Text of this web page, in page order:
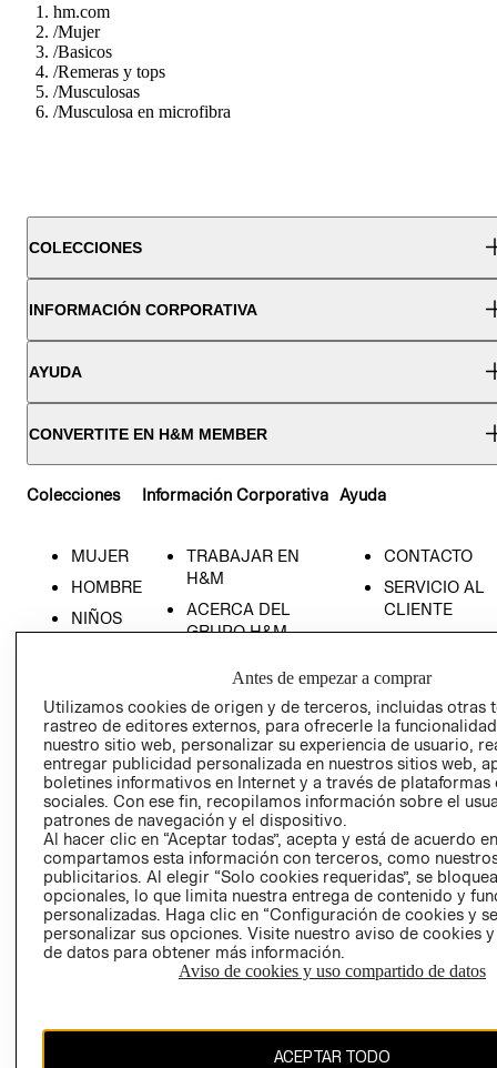
hm.com
/Mujer
/Basicos
/Remeras y tops
/Musculosas
/Musculosa en microfibra
COLECCIONES
INFORMACIÓN CORPORATIVA
AYUDA
CONVERTITE EN H&M MEMBER
Colecciones
MUJER
HOMBRE
NIÑOS
Información Corporativa
TRABAJAR EN
H&M
ACERCA DEL
GRUPO H&M
SOCIAL
PRENSA
RELACIÓN CON
INVERSIONISTAS
POLÍTICA
EMPRESARIAL
Ayuda
CONTACTO
SERVICIO AL
CLIENTE
NUESTRAS
TIENDAS
- RETIRO EN
TIENDA
TÉRMINOS Y
AVISO DE
PRIVACIDAD
GIFT CARD
AVISO DE
Antes de empezar a comprar
Utilizamos cookies de origen y de terceros, incluidas otras
rastreo de editores externos, para ofrecerle la
nuestro sitio web, personalizar su experiencia de usuario,
entregar publicidad personalizada en nuestros sitios web,
boletines informativos en Internet y a través de plataformas
sociales. Con ese fin, recopilamos información sobre el
patrones de navegación y el dispositivo.
Al hacer clic en “Aceptar todas”, acepta y está de acuerdo
compartamos esta información con terceros, como
publicitarios. Al elegir “Solo cookies requeridas”, se
opcionales, lo que limita nuestra entrega de contenido y
personalizadas. Haga clic en “Configuración de cookies y
personalizar sus opciones. Visite nuestro aviso de cookies
de datos para obtener más información.
Aviso de cookies y uso compartido de datos
ACEPTAR TODO